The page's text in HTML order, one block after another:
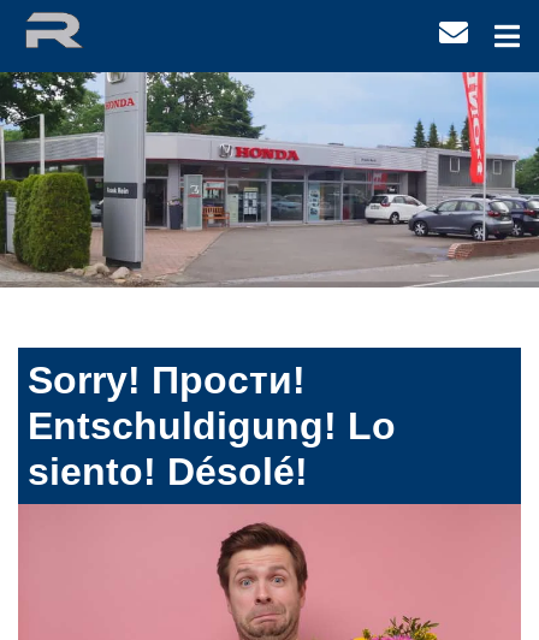
Sorry! Прости!
Entschuldigung! Lo
siento! Désolé!